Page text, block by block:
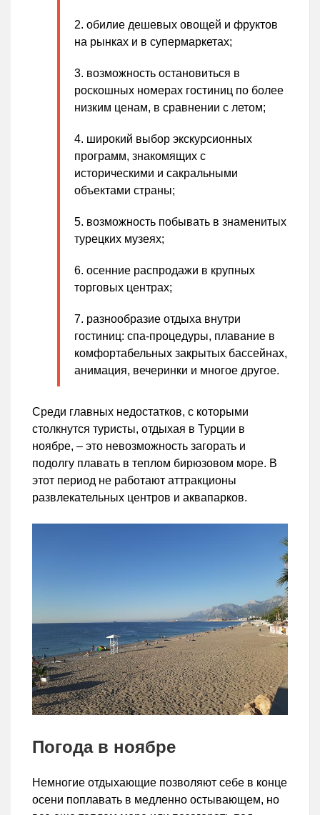
обилие дешевых овощей и фруктов
на рынках и в супермаркетах;
возможность остановиться в
роскошных номерах гостиниц по более
низким ценам, в сравнении с летом;
широкий выбор экскурсионных
программ, знакомящих с
историческими и сакральными
объектами страны;
возможность побывать в знаменитых
турецких музеях;
осенние распродажи в крупных
торговых центрах;
разнообразие отдыха внутри
гостиниц: спа-процедуры, плавание в
комфортабельных закрытых бассейнах,
анимация, вечеринки и многое другое.
Среди главных недостатков, с которыми
столкнутся туристы, отдыхая в Турции в
ноябре, – это невозможность загорать и
подолгу плавать в теплом бирюзовом море. В
этот период не работают аттракционы
развлекательных центров и аквапарков.
Погода в ноябре
Немногие отдыхающие позволяют себе в конце
осени поплавать в медленно остывающем, но